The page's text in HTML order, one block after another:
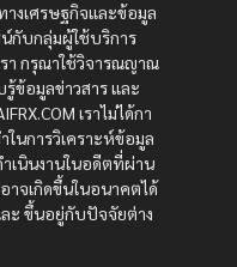
งเศรษฐกิจและข้อมูล
กับกลุ่มผู้ใช้บริการ
รา กรุณาใช้วิจารณญาณ
ข้อมูลข่าวสาร และ
เราไม่ได้กา
นการวิเคราะห์ข้อมูล
ำเนินงานในอดีตที่ผ่าน
จเกิดขึ้นในอนาคตได้
ะ ขึ้นอยู่กับปัจจัยต่าง